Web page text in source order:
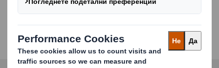
Социјални медиуми
Посетете не!